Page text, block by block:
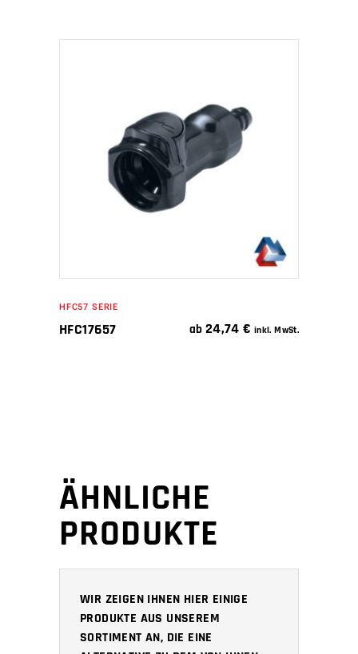
IN DEN WARENKORB
HFC57 SERIE
HFC17657 ab 24,74€ inkl. MwSt.
ÄHNLICHE
PRODUKTE
WIR ZEIGEN IHNEN HIER EINIGE
PRODUKTE AUS UNSEREM
SORTIMENT AN, DIE EINE